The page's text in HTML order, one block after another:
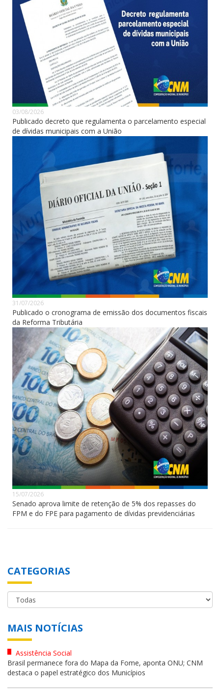
03/08/2026
Publicado decreto que regulamenta o parcelamento especial
de dívidas municipais com a União
31/07/2026
Publicado o cronograma de emissão dos documentos fiscais
da Reforma Tributária
15/07/2026
Senado aprova limite de retenção de 5% dos repasses do
FPM e do FPE para pagamento de dívidas previdenciárias
CATEGORIAS
MAIS NOTÍCIAS
Assistência Social
Brasil permanece fora do Mapa da Fome, aponta ONU; CNM
destaca o papel estratégico dos Municípios